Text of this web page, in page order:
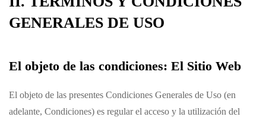
GENERALES DE USO
El objeto de las condiciones: El Sitio Web
El objeto de las presentes Condiciones Generales de Uso (en
adelante, Condiciones) es regular el acceso y la utilización del